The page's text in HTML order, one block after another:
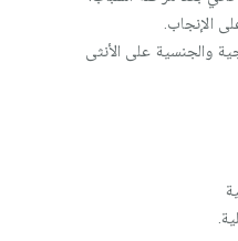
الإنجاب.
والجنسية على الأنثى